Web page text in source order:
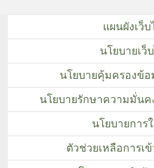
แผนผังเว็
นโยบายเว็
นโยบายคุ้มครองข้
นโยบายรักษาความมั่นค
นโยบายการ
ตัวช่วยเหลือการเ